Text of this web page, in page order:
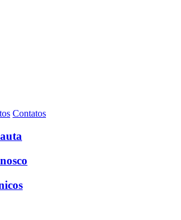
Contatos